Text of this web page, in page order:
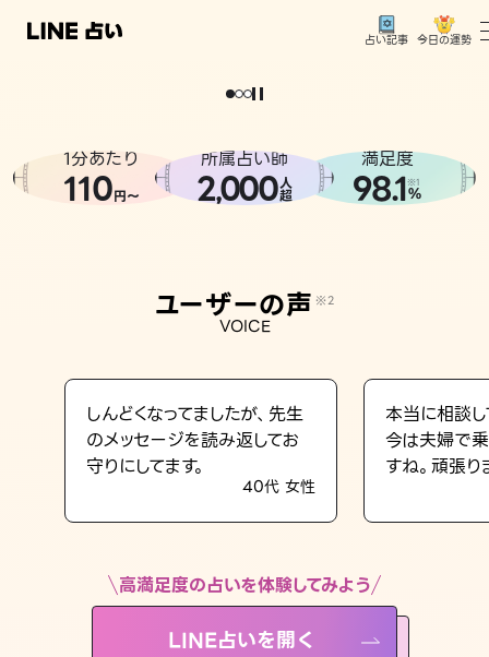
占い記事 今日の運勢
相談事例
LINE占いを開く
※LINEアプリ内のサービスページへ遷移します
どうせなら
。
1分あたり
110円〜
所属占い師
2,000人
超
満足度
98.1※1
%
ユーザーの声 ※2
VOICE
しんどくなってましたが、先生
のメッセージを読み返してお
守りにしてます。
40代 女性
本当に相談し
今は夫婦で
すね。頑張り
高満足度の占いを体験してみよう
LINE占いを開く